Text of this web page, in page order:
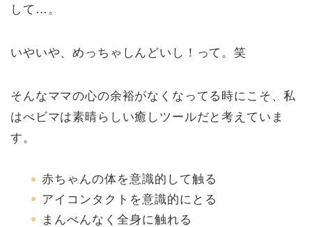
して…。
いやいや、めっちゃしんどいし！って。笑
そんなママの心の余裕がなくなってる時にこそ、私
はべビマは素晴らしい癒しツールだと考えていま
す。
赤ちゃんの体を意識的して触る
アイコンタクトを意識的にとる
まんべんなく全身に触れる